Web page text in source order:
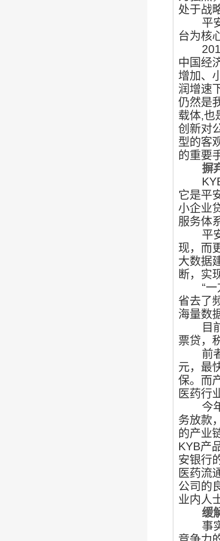
处于战
平安
台为核
2010
中国经
增加、
润增速
仍然是
载体,也
创新对
型的客
的重要
摒弃
它是平
小企业
服务体
平安
现，而
大数据
断，实
“一方
省去了
海量数
目前
票贷，
前者
元，最
保。而
医药行
今
务放款
的产业
KYB产
安银行
医药流
公司的
业内人
缓解
事实